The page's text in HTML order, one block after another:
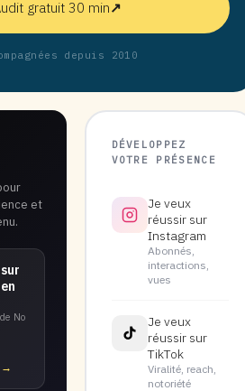
gratuit 30 min↗
depuis 2010
et
No
→
DÉVELOPPEZ
VOTRE PRÉSENCE
Je veux
réussir sur
Instagram
Abonnés,
interactions,
vues
Je veux
réussir sur
TikTok
Viralité, reach,
notoriété